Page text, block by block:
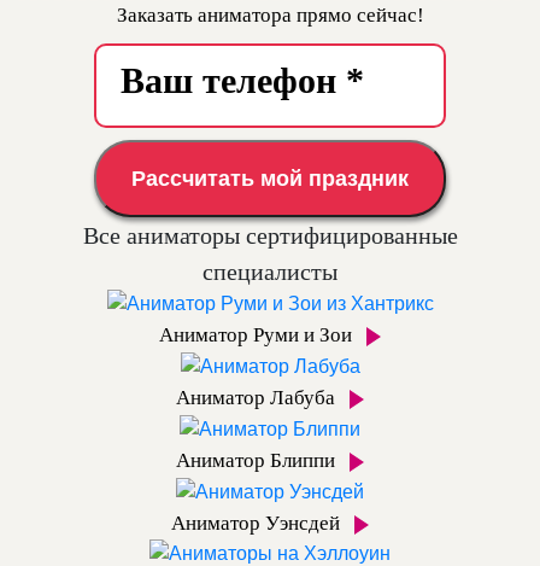
Заказать аниматора прямо сейчас!
Рассчитать мой праздник
Все аниматоры сертифицированные
специалисты
Аниматор Руми и Зои
Аниматор Лабуба
Аниматор Блиппи
Аниматор Уэнсдей